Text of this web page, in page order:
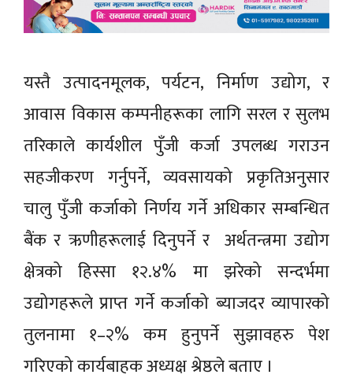
यस्तै उत्पादनमूलक, पर्यटन, निर्माण उद्योग, र
आवास विकास कम्पनीहरूका लागि सरल र सुलभ
तरिकाले कार्यशील पुँजी कर्जा उपलब्ध गराउन
सहजीकरण गर्नुपर्ने, व्यवसायको प्रकृतिअनुसार
चालु पुँजी कर्जाको निर्णय गर्ने अधिकार सम्बन्धित
बैंक र ऋणीहरूलाई दिनुपर्ने र अर्थतन्त्रमा उद्योग
क्षेत्रको हिस्सा १२.४% मा झरेको सन्दर्भमा
उद्योगहरूले प्राप्त गर्ने कर्जाको ब्याजदर व्यापारको
तुलनामा १–२% कम हुनुपर्ने सुझावहरु पेश
गरिएको कार्यबाहक अध्यक्ष श्रेष्ठले बताए ।